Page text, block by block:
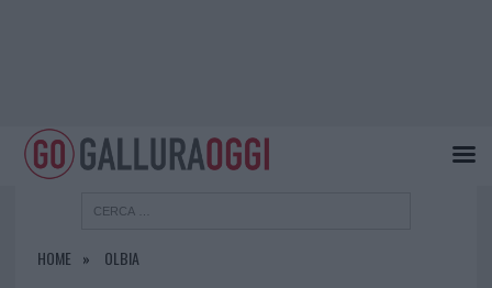
HOME OLBIA